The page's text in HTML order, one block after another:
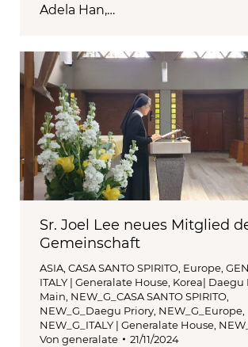
Adela Han,…
Sr. Joel Lee neues Mitglied
Gemeinschaft
ASIA CASA SANTO SPIRITO Europe
ITALY | Generalate House Korea| Daegu
Main NEW_G_CASA SANTO SPIRITO
NEW_G_Daegu Priory NEW_G_Europe
NEW_G_ITALY | Generalate House
Von generalate 21/11/2024